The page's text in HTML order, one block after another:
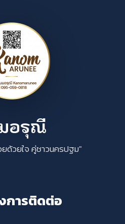
อรุณี
ด้วยใจ คู่ชาวนครปฐม"
การติดต่อ